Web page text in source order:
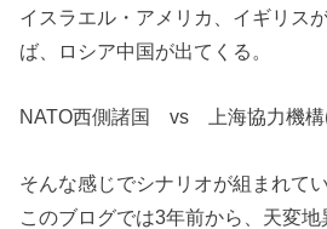
イスラエル・アメリカ、イギリス
ば、ロシア中国が出てくる。
NATO西側諸国 vs 上海協力機構(
そんな感じでシナリオが組まれて
このブログでは3年前から、天変